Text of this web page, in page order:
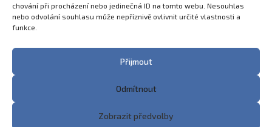
chování při procházení nebo jedinečná ID na tomto webu. Nesouhlas
nebo odvolání souhlasu může nepříznivě ovlivnit určité vlastnosti a
funkce.
Přijmout
Odmítnout
Zobrazit předvolby
Pověřenec pro ochranu osobních údajů:
Innovation One s.r.o. IČO: 04734807 Březenecká 4808 430 04
Filip Šikola +420 775 992 451 filip.sikola@innone.cz
Hořice